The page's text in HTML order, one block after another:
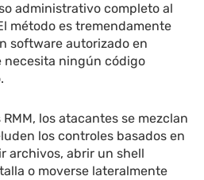
administrativo completo al
método es tremendamente
software autorizado en
necesita ningún código
los atacantes se mezclan
los controles basados en
archivos, abrir un shell
o moverse lateralmente